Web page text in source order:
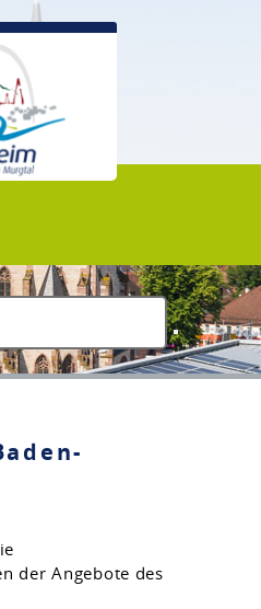
der Angebote des